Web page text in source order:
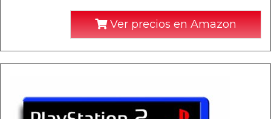
Ver precios en Amazon